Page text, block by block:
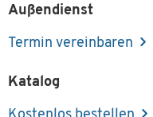
Außendienst
Termin vereinbaren
Katalog